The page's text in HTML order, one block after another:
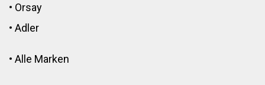
• Orsay
• Adler
• Alle Marken